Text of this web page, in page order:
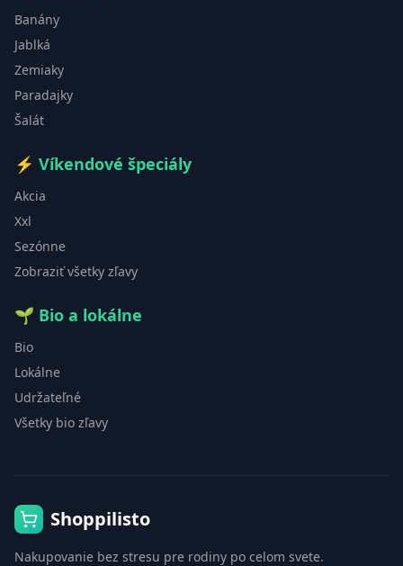
Banány
Jablká
Zemiaky
Paradajky
Šalát
⚡ Víkendové špeciály
Akcia
Xxl
Sezónne
Zobraziť všetky zľavy
🌱 Bio a lokálne
Bio
Lokálne
Udržateľné
Všetky bio zľavy
Shoppilisto
Nakupovanie bez stresu pre rodiny po celom svete.